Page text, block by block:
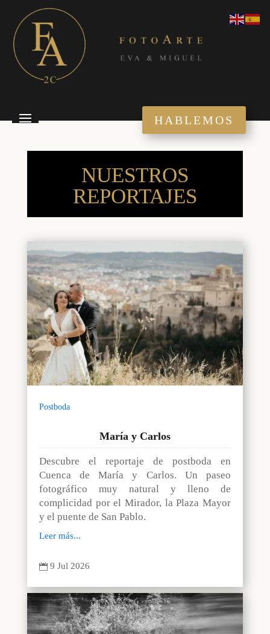
HABLEMOS
NUESTROS
REPORTAJES
Postboda
María y Carlos
Descubre el reportaje de postboda en
Cuenca de María y Carlos. Un paseo
fotográfico muy natural y lleno de
complicidad por el Mirador, la Plaza Mayor
y el puente de San Pablo.
Leer más...
 9 Jul 2026